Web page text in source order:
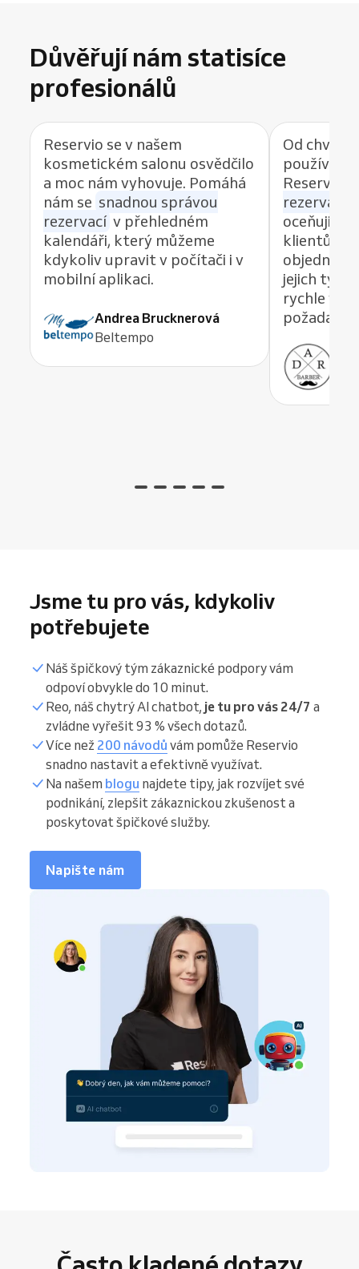
Důvěřují nám statisíce
profesionálů
Reservio se v našem
kosmetickém salonu osvědčilo
a moc nám vyhovuje. Pomáhá
nám se snadnou správou
rezervací v přehledném
kalendáři, který můžeme
kdykoliv upravit v počítači i v
mobilní aplikaci.
Andrea Brucknerová
Beltempo
Od chvíle,
používat
Reservio,
rezervací
oceňuji
klientům
jejich tým
rychle
Jsme tu pro vás, kdykoliv
potřebujete
Náš špičkový tým zákaznické podpory vám
odpoví obvykle do 10 minut.
Reo, náš chytrý AI chatbot, je tu pro vás 24/7 a
zvládne vyřešit 93 % všech dotazů.
Více než 200 návodů vám pomůže Reservio
snadno nastavit a efektivně využívat.
Na našem blogu najdete tipy, jak rozvíjet své
podnikání, zlepšit zákaznickou zkušenost a
poskytovat špičkové služby.
Napište nám